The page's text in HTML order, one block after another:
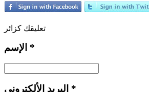
تعليقك كزائر
*
*